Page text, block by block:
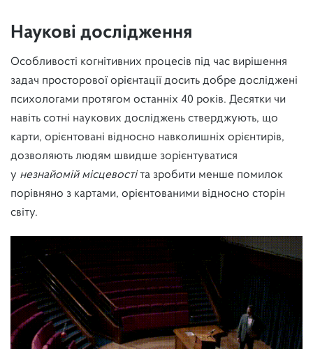
Наукові дослідження
Особливості когнітивних процесів під час вирішення
задач просторової орієнтації досить добре досліджені
психологами протягом останніх 40 років. Десятки чи
навіть сотні наукових досліджень стверджують, що
карти, орієнтовані відносно навколишніх орієнтирів,
дозволяють людям швидше зорієнтуватися
у незнайомій місцевостіта зробити менше помилок
порівняно з картами, орієнтованими відносно сторін
світу.